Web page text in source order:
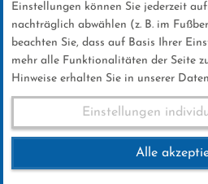
News
Infos Deutsche
Einstellungen können Sie jederzeit
nachträglich abwählen (z. B. im
beachten Sie, dass auf Basis Ihrer
mehr alle Funktionalitäten der Seite
Hinweise erhalten Sie in unserer
Einstellungen
Alle